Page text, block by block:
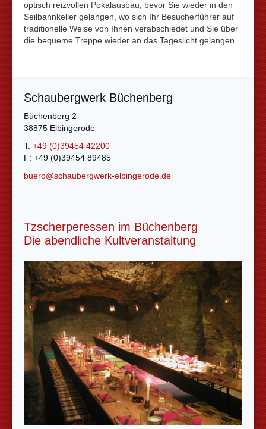
optisch reizvollen Pokalausbau, bevor Sie wieder in den
Seilbahnkeller gelangen, wo sich Ihr Besucherführer auf
traditionelle Weise von Ihnen verabschiedet und Sie über
die bequeme Treppe wieder an das Tageslicht gelangen.
Schaubergwerk Büchenberg
Büchenberg 2
38875 Elbingerode
T: +49 (0)39454 42200
F: +49 (0)39454 89485
buero@schaubergwerk-elbingerode.de
Tzscherperessen im Büchenberg
Die abendliche Kultveranstaltung